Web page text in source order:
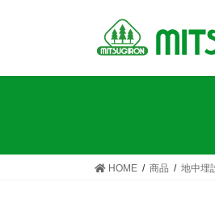
HOME 商品 地中埋